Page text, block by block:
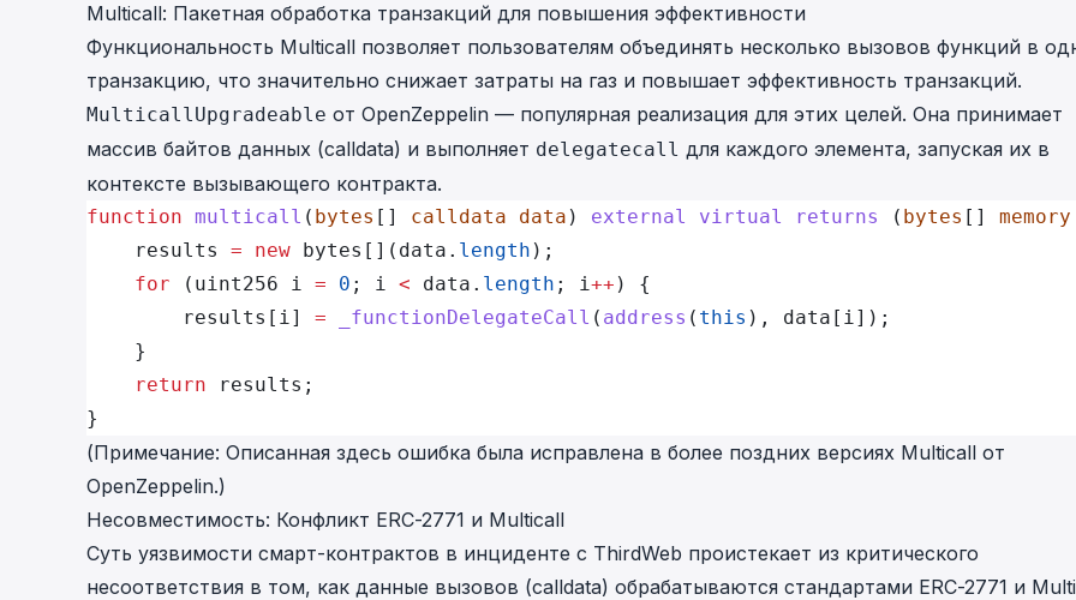
Multicall: Пакетная обработка транзакций для повышения эффективности
Функциональность Multicall позволяет пользователям объединять несколько вызовов функций в
транзакцию, что значительно снижает затраты на газ и повышает эффективность транзакций.
MulticallUpgradeable от OpenZeppelin — популярная реализация для этих целей. Она принимает
массив байтов данных (calldata) и выполняет delegatecall для каждого элемента, запуская их в
контексте вызывающего контракта.
function multicall ( bytes [] calldata data ) external virtual returns ( bytes [] memory
    results
= new bytes[](data. length );
    for
(uint256 i = 0 ; i < data. length ; i++ ) {
        results[i]
= _functionDelegateCall ( address ( this ), data[i]);
    }
    return
results;
}
(Примечание: Описанная здесь ошибка была исправлена в более поздних версиях Multicall от
OpenZeppelin.)
Несовместимость: Конфликт ERC-2771 и Multicall
Суть уязвимости смарт-контрактов в инциденте с ThirdWeb проистекает из критического
несоответствия в том, как данные вызовов (calldata) обрабатываются стандартами ERC-2771 и